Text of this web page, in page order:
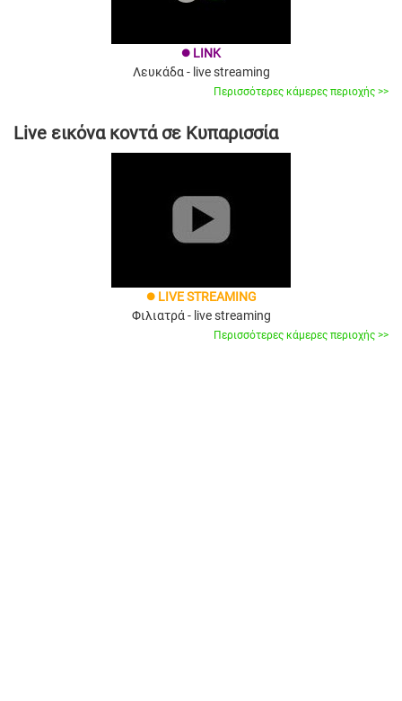
brightness_1 LINK
Λευκάδα - live streaming
Περισσότερες κάμερες περιοχής >>
Live εικόνα κοντά σε Κυπαρισσία
brightness_1 LIVE STREAMING
Φιλιατρά - live streaming
Περισσότερες κάμερες περιοχής >>